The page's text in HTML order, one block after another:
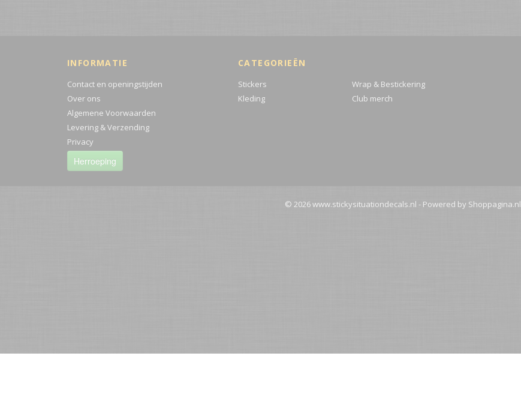
INFORMATIE
Contact en openingstijden
Over ons
Algemene Voorwaarden
Levering & Verzending
Privacy
Herroeping
CATEGORIEËN
Stickers
Kleding
Wrap & Bestickering
Club merch
© 2026 www.stickysituationdecals.nl - Powered by Shoppagina.nl